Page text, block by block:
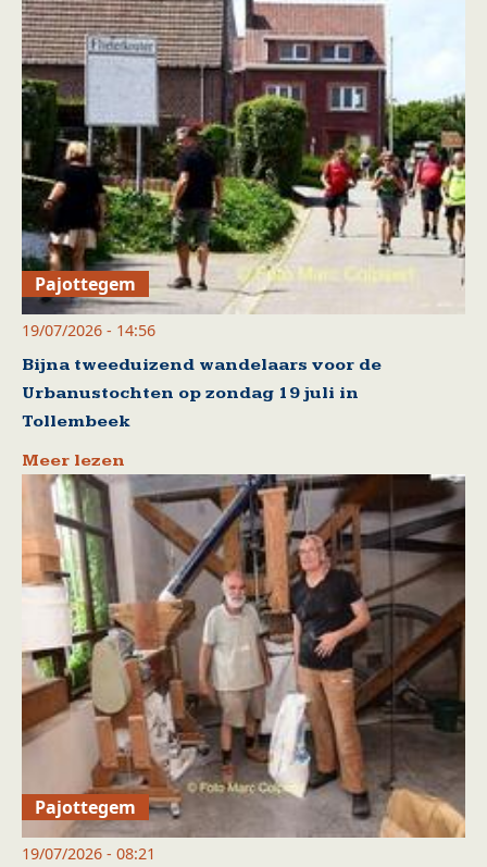
Pajottegem
19/07/2026 - 14:56
Bijna tweeduizend wandelaars voor de
Urbanustochten op zondag 19 juli in
Tollembeek
Meer lezen
Pajottegem
19/07/2026 - 08:21